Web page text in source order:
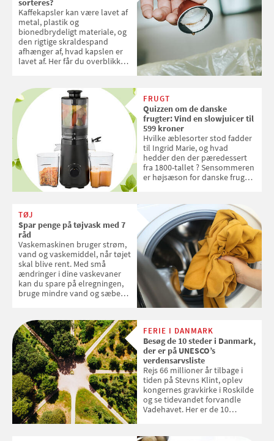
sorteres?
Kaffekapsler kan være lavet af
metal, plastik og
bionedbrydeligt materiale, og
den rigtige skraldespand
afhænger af, hvad kapslen er
lavet af. Her får du overblikket
FRUGT
Quizzen om de danske
frugter: Vind en slowjuicer til
599 kroner
Hvilke æblesorter stod fadder
til Ingrid Marie, og hvad
hedder den der pæredessert
fra 1800-tallet ? Sensommeren
er højsæson for danske fruger,
favoritter. Det fejrer Samvirke
med en quiz om alt det danske
frugt, vi elsker. Konkurrencen
slutter fredag d. 18. september
2026
TØJ
Spar penge på tøjvask med 7
råd
Vaskemaskinen bruger strøm,
vand og vaskemiddel, når tøjet
skal blive rent. Med små
ændringer i dine vaskevaner
kan du spare på elregningen,
bruge mindre vand og sæbe
enkle råd til at spare penge på
tøjvasken
FERIE I DANMARK
Besøg de 10 steder i Danmark,
der er på UNESCO’s
verdensarvsliste
Rejs 66 millioner år tilbage i
tiden på Stevns Klint, oplev
kongernes gravkirke i Roskilde
og se tidevandet forvandle
Vadehavet. Her er de 10